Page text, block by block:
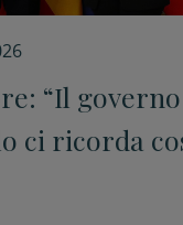
“Il governo
ci ricorda
europei”